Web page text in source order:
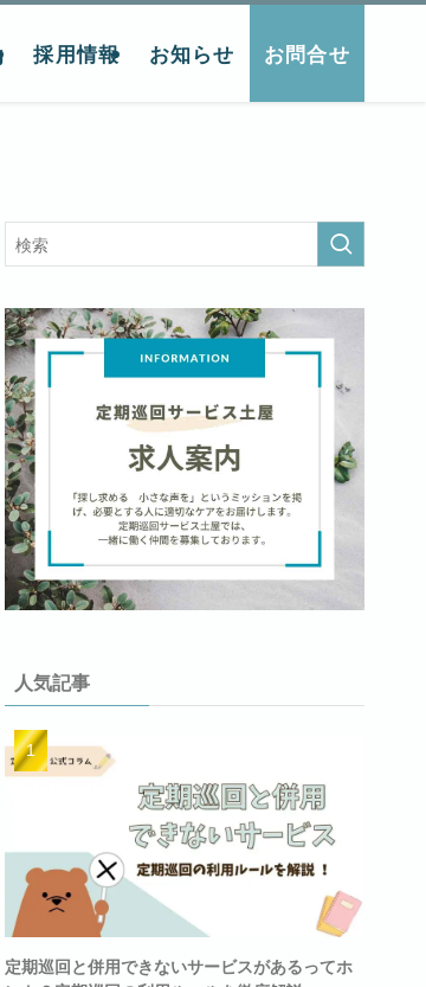
採用情報 お知らせ お問合せ
人気記事
定期巡回と併用できないサービスがあるってホ